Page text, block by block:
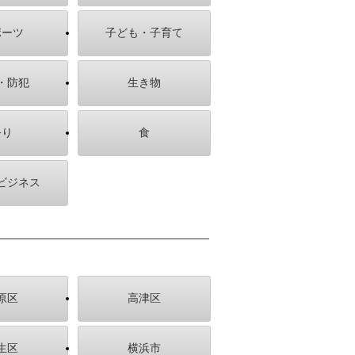
ツ 子ども・子育て
防犯 生き物
食
ジネス
区 高津区
区 横浜市